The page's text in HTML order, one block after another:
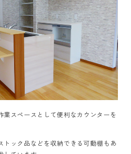
業スペースとして便利なカウンターを
トック品などを収納できる可動棚もあ